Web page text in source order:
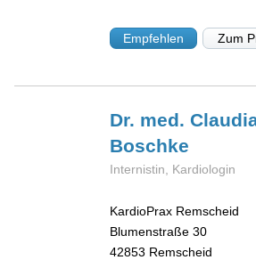
Empfehlen Zum
Dr. med.
Boschke
Internistin, Kardiologin
KardioPrax Remscheid
Blumenstraße 30
42853 Remscheid